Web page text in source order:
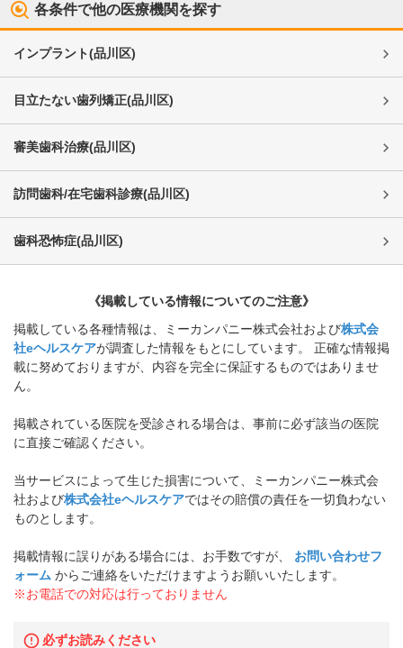
各条件で他の医療機関を探す
インプラント(品川区)
目立たない歯列矯正(品川区)
審美歯科治療(品川区)
訪問歯科/在宅歯科診療(品川区)
歯科恐怖症(品川区)
《掲載している情報についてのご注意》
掲載している各種情報は、ミーカンパニー株式会社および株式会
社eヘルスケアが調査した情報をもとにしています。 正確な情報掲
載に努めておりますが、内容を完全に保証するものではありませ
ん。
掲載されている医院を受診される場合は、事前に必ず該当の医院
に直接ご確認ください。
当サービスによって生じた損害について、ミーカンパニー株式会
社および株式会社eヘルスケアではその賠償の責任を一切負わない
ものとします。
掲載情報に誤りがある場合には、お手数ですが、
お問い合わせフ
ォーム からご連絡をいただけますようお願いいたします。
※お電話での対応は行っておりません
必ずお読みください